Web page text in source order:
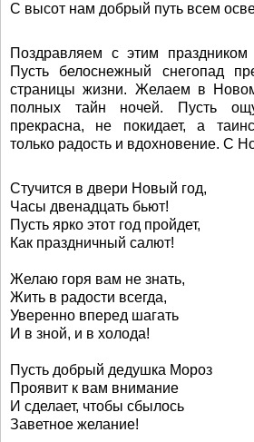
С высот нам добрый путь всем
Поздравляем с этим
Пусть белоснежный снегопад
страницы жизни. Желаем в
полных тайн ночей. Пусть
прекрасна, не покидает, а
только радость и вдохновение. С
Стучится в двери Новый год,
Часы двенадцать бьют!
Пусть ярко этот год пройдет,
Как праздничный салют!
Желаю горя вам не знать,
Жить в радости всегда,
Уверенно вперед шагать
И в зной, и в холода!
Пусть добрый дедушка Мороз
Проявит к вам внимание
И сделает, чтобы сбылось
Заветное желание!